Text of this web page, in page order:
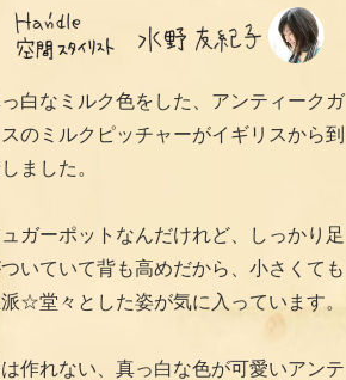
白なミルク色をした、アンティークガ
のミルクピッチャーがイギリスから到
ました。
ガーポットなんだけれど、しっかり足
いていて背も高めだから、小さくても
☆堂々とした姿が気に入っています。
作れない、真っ白な色が可愛いアンテ